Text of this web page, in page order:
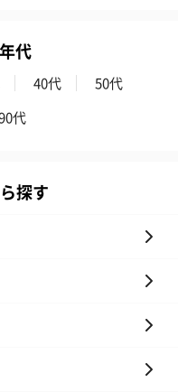
梱してお届けいたしま
しょっつるナ
代
40代
50代
代
探す